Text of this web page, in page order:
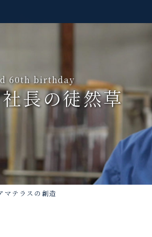
60th birthday
長の徒然草
マテラスの創造